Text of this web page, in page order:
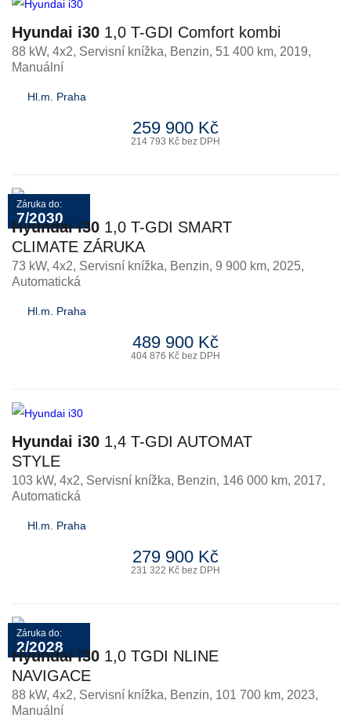
Hyundai i30 1,0 T-GDI Comfort kombi
88 kW, 4x2, Servisní knížka, Benzin, 51 400 km, 2019,
Manuální
Hl.m. Praha
259 900 Kč
214 793 Kč bez DPH
Záruka do:
7/2030
Hyundai i30 1,0 T-GDI SMART
CLIMATE ZÁRUKA
73 kW, 4x2, Servisní knížka, Benzin, 9 900 km, 2025,
Automatická
Hl.m. Praha
489 900 Kč
404 876 Kč bez DPH
Hyundai i30 1,4 T-GDI AUTOMAT
STYLE
103 kW, 4x2, Servisní knížka, Benzin, 146 000 km, 2017,
Automatická
Hl.m. Praha
279 900 Kč
231 322 Kč bez DPH
Záruka do:
2/2028
Hyundai i30 1,0 TGDI NLINE
NAVIGACE
88 kW, 4x2, Servisní knížka, Benzin, 101 700 km, 2023,
Manuální